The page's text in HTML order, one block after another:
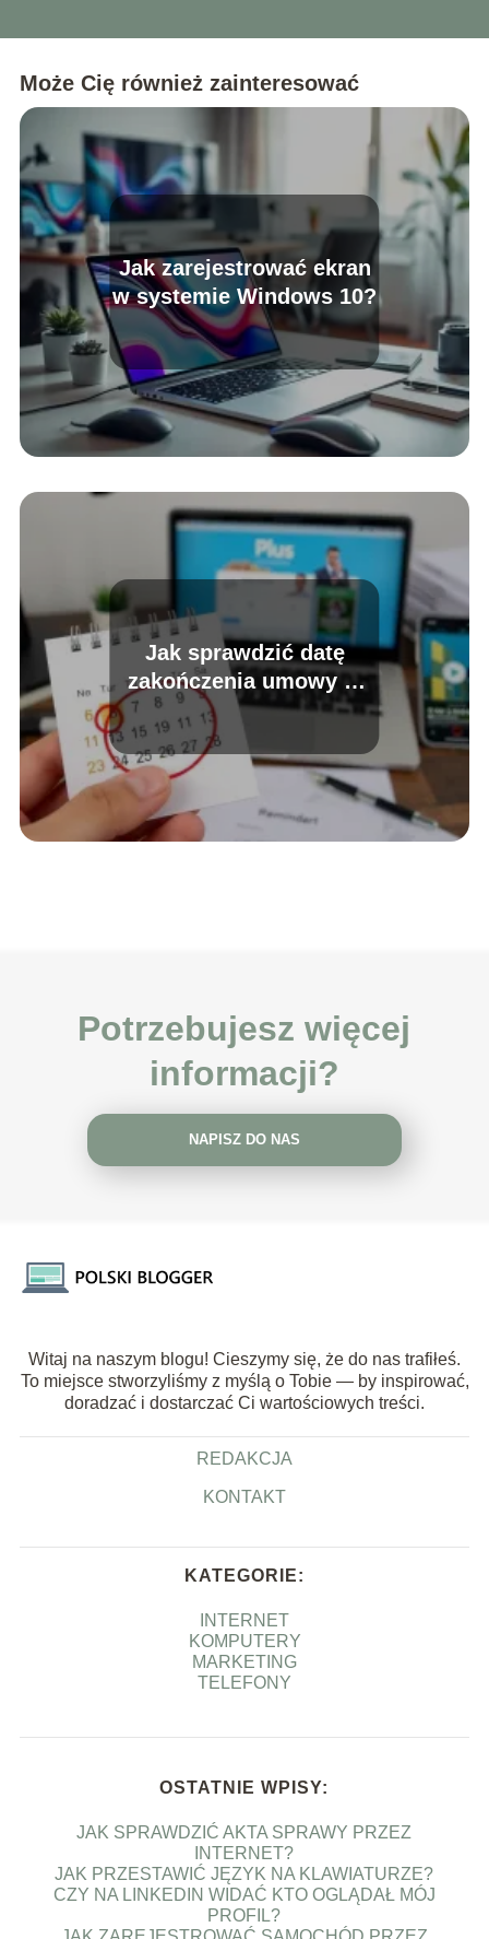
Może Cię również zainteresować
Jak zarejestrować ekran
w systemie Windows 10?
Jak sprawdzić datę
zakończenia umowy w
Plus?
Potrzebujesz więcej
informacji?
NAPISZ DO NAS
Witaj na naszym blogu! Cieszymy się, że do nas trafiłeś.
To miejsce stworzyliśmy z myślą o Tobie — by inspirować,
doradzać i dostarczać Ci wartościowych treści.
REDAKCJA
KONTAKT
KATEGORIE:
INTERNET
KOMPUTERY
MARKETING
TELEFONY
OSTATNIE WPISY:
JAK SPRAWDZIĆ AKTA SPRAWY PRZEZ
INTERNET?
JAK PRZESTAWIĆ JĘZYK NA KLAWIATURZE?
CZY NA LINKEDIN WIDAĆ KTO OGLĄDAŁ MÓJ
PROFIL?